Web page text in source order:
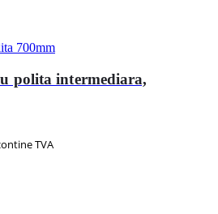
700mm
polita intermediara,
TVA